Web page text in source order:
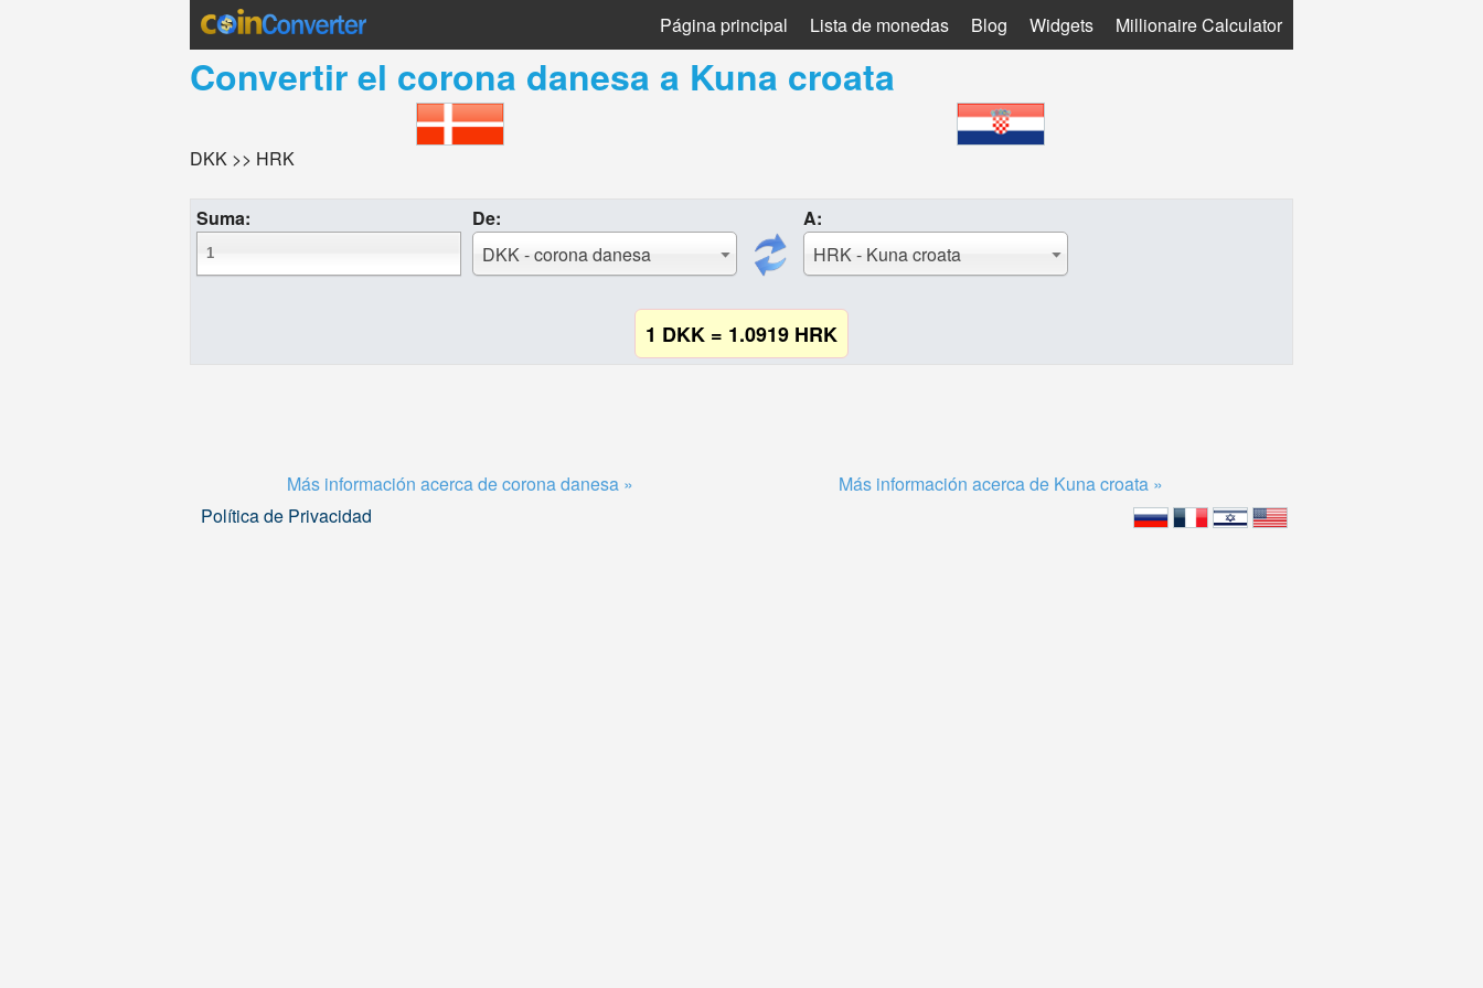
Página principal Lista de monedas Blog Widgets Millionaire Calculator
Convertir el corona danesa a Kuna croata
DKK >> HRK
Suma:
De:
DKK - corona danesa
A:
HRK - Kuna croata
1 DKK = 1.0919 HRK
Más información acerca de corona danesa »
Más información acerca de Kuna croata »
Política de Privacidad